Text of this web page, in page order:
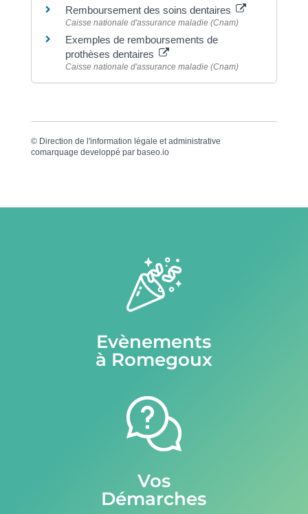
Remboursement des soins dentaires
Caisse nationale d'assurance maladie (Cnam)
Exemples de remboursements de
prothèses dentaires
Caisse nationale d'assurance maladie (Cnam)
© Direction de l'information légale et administrative
comarquage developpé par baseo.io
Evènements
à Romegoux
Vos
Démarches